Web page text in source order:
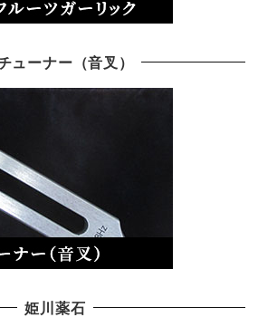
ューナー（音叉）
姫川薬石